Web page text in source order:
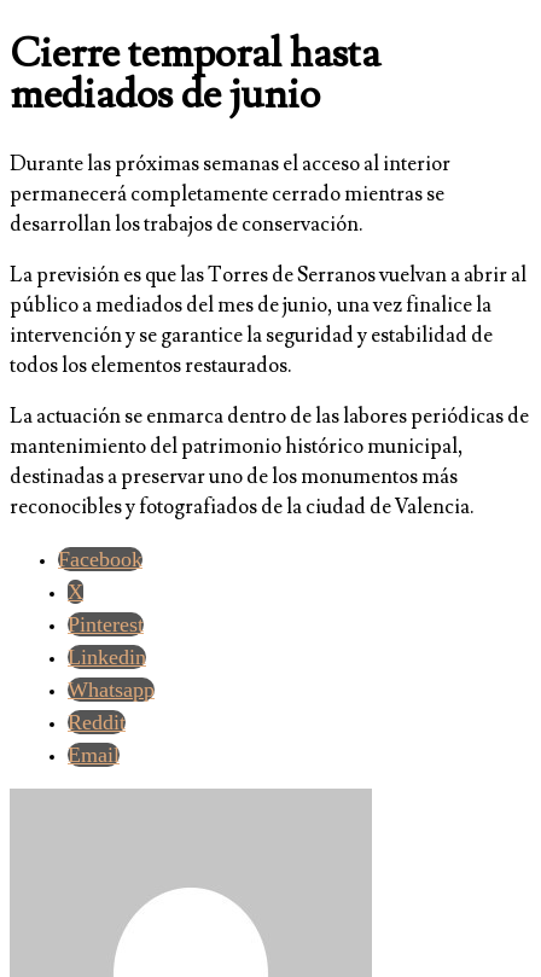
Cierre temporal hasta
mediados de junio
Durante las próximas semanas el acceso al interior
permanecerá completamente cerrado mientras se
desarrollan los trabajos de conservación.
La previsión es que las Torres de Serranos vuelvan a abrir al
público a mediados del mes de junio, una vez finalice la
intervención y se garantice la seguridad y estabilidad de
todos los elementos restaurados.
La actuación se enmarca dentro de las labores periódicas de
mantenimiento del patrimonio histórico municipal,
destinadas a preservar uno de los monumentos más
reconocibles y fotografiados de la ciudad de Valencia.
Facebook
X
Pinterest
Linkedin
Whatsapp
Reddit
Email